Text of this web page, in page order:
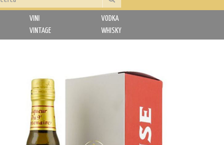
VINI
VINTAGE
VODKA
WHISKY